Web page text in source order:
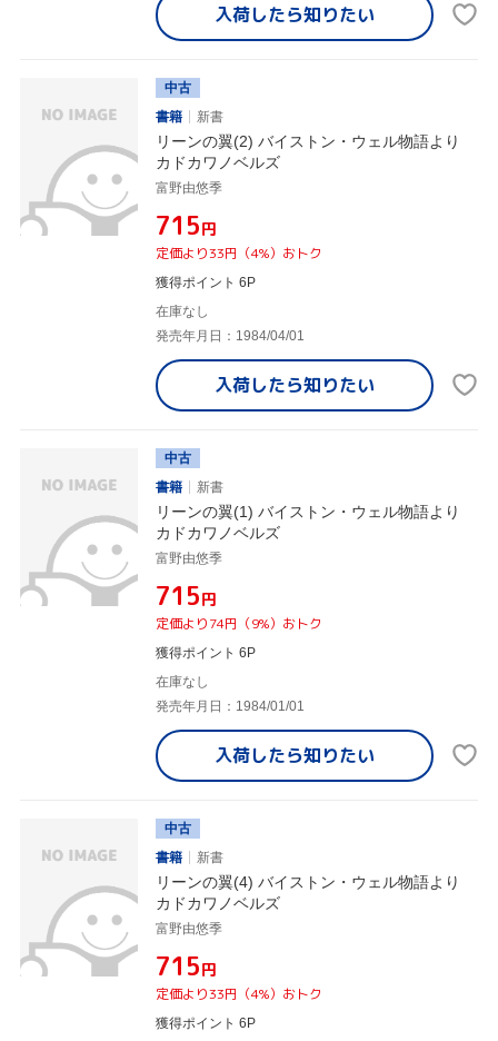
入荷したら知りたい
中古
書籍
新書
リーンの翼(2) バイストン・ウェル物語より
カドカワノベルズ
富野由悠季
¥715円
定価より33円（4%）おトク
獲得ポイント 6P
在庫なし
発売年月日：1984/04/01
入荷したら知りたい
中古
書籍
新書
リーンの翼(1) バイストン・ウェル物語より
カドカワノベルズ
富野由悠季
¥715円
定価より74円（9%）おトク
獲得ポイント 6P
在庫なし
発売年月日：1984/01/01
入荷したら知りたい
中古
書籍
新書
リーンの翼(4) バイストン・ウェル物語より
カドカワノベルズ
富野由悠季
¥715円
定価より33円（4%）おトク
獲得ポイント 6P